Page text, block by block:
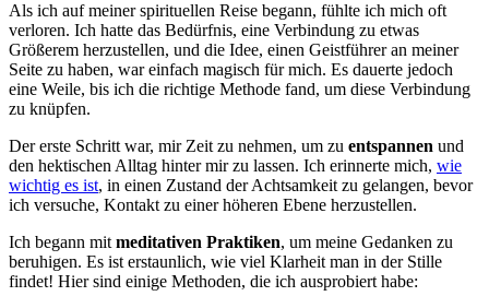
Als ich auf meiner spirituellen Reise begann, fühlte ich mich oft
verloren. Ich hatte das Bedürfnis, eine Verbindung zu etwas
Größerem herzustellen, und die Idee, einen Geistführer an meiner
Seite zu haben, war einfach magisch für mich. Es dauerte jedoch
eine Weile, bis ich die richtige Methode fand, um diese Verbindung
zu knüpfen.
Der erste Schritt war, mir Zeit zu nehmen, um zu entspannen und
den hektischen Alltag hinter mir zu lassen. Ich erinnerte mich, wie
wichtig es ist, in einen Zustand der Achtsamkeit zu gelangen, bevor
ich versuche, Kontakt zu einer höheren Ebene herzustellen.
Ich begann mit meditativen Praktiken, um meine Gedanken zu
beruhigen. Es ist erstaunlich, wie viel Klarheit man in der Stille
findet! Hier sind einige Methoden, die ich ausprobiert habe: